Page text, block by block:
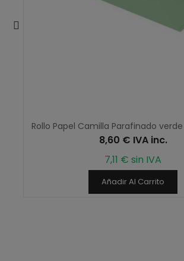
Rollo Papel Camilla Parafinado
8,60 € IVA inc.
7,11 € sin IVA
Añadir Al Carrito